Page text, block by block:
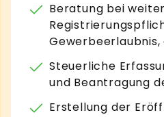
Beratung bei
Steuerliche
und Beantragung
Erstellung der